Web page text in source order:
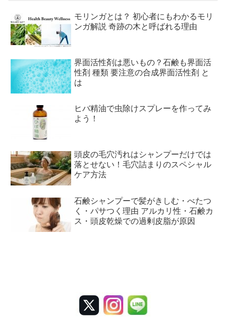
モリンガとは？ 初心者にもわかるモリ
ンガ解説 奇跡の木と呼ばれる理由
界面活性剤は悪いもの？石鹸も界面活
性剤 種類 要注意の合成界面活性剤 と
は
ヒバ精油で虫除けスプレーを作ってみ
よう！
頭皮の毛穴汚れはシャンプーだけでは
落とせない！毛穴詰まりのスペシャル
ケア方法
石鹸シャンプーで髪がきしむ・べたつ
く・パサつく理由 アルカリ性・石鹸カ
ス・頭皮乾燥での過剰皮脂が原因